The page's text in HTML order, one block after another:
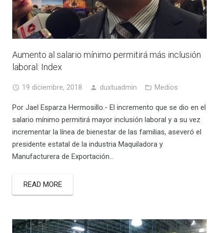
Asociados
Contacto
Aumento al salario mínimo permitirá más inclusión
laboral: Index
19 diciembre, 2018 duxtuadmin Medios
Por Jael Esparza Hermosillo.- El incremento que se dio en el
salario mínimo permitirá mayor inclusión laboral y a su vez
incrementar la línea de bienestar de las familias, aseveró el
presidente estatal de la industria Maquiladora y
Manufacturera de Exportación…
READ MORE